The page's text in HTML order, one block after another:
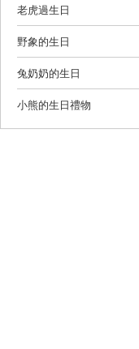
老虎過生日
野象的生日
兔奶奶的生日
小熊的生日禮物